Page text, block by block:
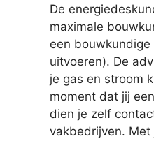
De
maximale
een bouwkundige
uitvoeren). De
je gas en stroom
moment dat jij
dien je zelf
vakbedrijven. Met